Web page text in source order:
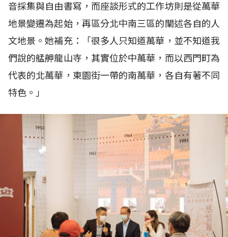
音採集與自由書寫，而座談形式的工作坊則是從萬華
地景變遷為起始，再區分北中南三區的闡述各自的人
文地景。她補充：「很多人只知道萬華，並不知道我
們說的艋舺龍山寺，其實位於中萬華，而以西門町為
代表的北萬華，東園街一帶的南萬華，各自有著不同
特色。」